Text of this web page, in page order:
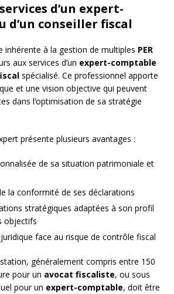
d’un expert-
d’un conseiller fiscal
inhérente à la gestion de multiples PER
aux services d’un expert-comptable
spécialisé. Ce professionnel apporte
et une vision objective qui peuvent
dans l’optimisation de sa stratégie
présente plusieurs avantages :
de sa situation patrimoniale et
la conformité de ses déclarations
stratégiques adaptées à son profil
objectifs
face au risque de contrôle fiscal
généralement compris entre 150
pour un avocat fiscaliste, ou sous
pour un expert-comptable, doit être